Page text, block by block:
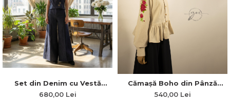
Set din Denim cu Vestă
Reglabilă și Pantaloni
Evazați Fustă
680,00 Lei
Cămașă Boho din Pânză
Topită de Bumbac cu
Broderie Florară Bujori
540,00 Lei